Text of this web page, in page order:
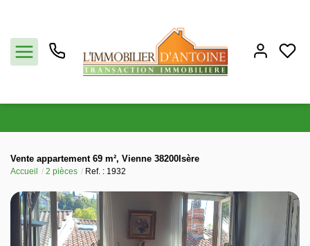
Vendre
Estimation
Vente appartement 69 m², Vienne 38200Isère
Accueil 2 pièces Ref. : 1932